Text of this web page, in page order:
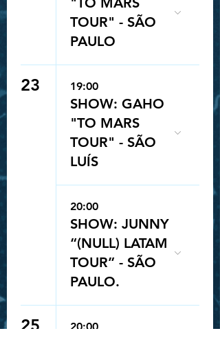
TOUR" - SÃO
PAULO
23 19:00
SHOW: GAHO
"TO MARS
TOUR" - SÃO
LUÍS
20:00
SHOW: JUNNY
“(NULL) LATAM
TOUR” - SÃO
PAULO.
25 20:00
Queue-Fair